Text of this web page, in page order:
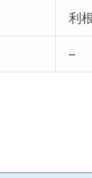
利
–